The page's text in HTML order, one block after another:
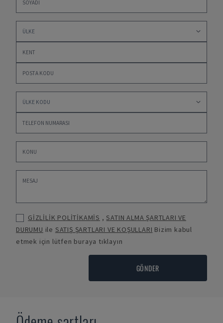
GİZLİLİK POLİTİKAMİS ,SATIN ALMA ŞARTLARI VE
DURUMU ile SATIŞ ŞARTLARI VE KOŞULLARI Bizim kabul
etmek için lütfen buraya tıklayın
GÖNDER